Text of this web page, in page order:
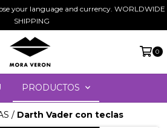
your language and currency. WORLDWIDE
SHIPPING
0
PRODUCTOS
/ Darth Vader con teclas